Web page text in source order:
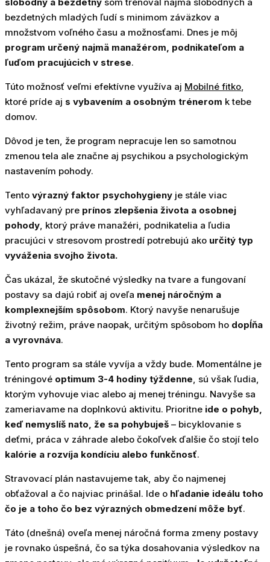
bezdetných mladých ľudí s minimom záväzkov a
množstvom voľného času a možnosťami. Dnes je môj
program určený najmä manažérom, podnikateľom a
ľuďom pracujúcich v strese.
Túto možnosť veľmi efektívne využíva aj Mobilné fitko
ktoré príde aj s vybavením a osobným trénerom k tebe
domov.
Dôvod je ten, že program nepracuje len so samotnou
zmenou tela ale značne aj psychikou a psychologickým
nastavením pohody.
Tento výrazný faktor psychohygieny je stále viac
vyhľadavaný pre prínos zlepšenia života a osobnej
pohody , ktorý práve manažéri, podnikatelia a ľudia
pracujúci v stresovom prostredí potrebujú ako určitý typ
vyváženia svojho života.
Čas ukázal, že skutočné výsledky na tvare a fungovaní
postavy sa dajú robiť aj oveľa menej náročným a
komplexnejším spôsobom. Ktorý navyše nenarušuje
životný režim, práve naopak, určitým spôsobom ho dopĺňa
a vyrovnáva.
Tento program sa stále vyvíja a vždy bude. Momentálne je
tréningové optimum 3-4 hodiny týždenne , sú však ľudia,
ktorým vyhovuje viac alebo aj menej tréningu. Navyše sa
zameriavame na doplnkovú aktivitu. Prioritne ide o pohyb,
keď nemyslíš nato, že sa pohybuješ – bicyklovanie s
deťmi, práca v záhrade alebo čokoľvek ďalšie čo stojí telo
kalórie a rozvíja kondíciu alebo funkčnosť.
Stravovací plán nastavujeme tak, aby čo najmenej
obťažoval a čo najviac prinášal. Ide o hľadanie ideálu toho
čo je a toho čo bez výrazných obmedzení môže byť.
Táto (dnešná) oveľa menej náročná forma zmeny postavy
je rovnako úspešná, čo sa týka dosahovania výsledkov na